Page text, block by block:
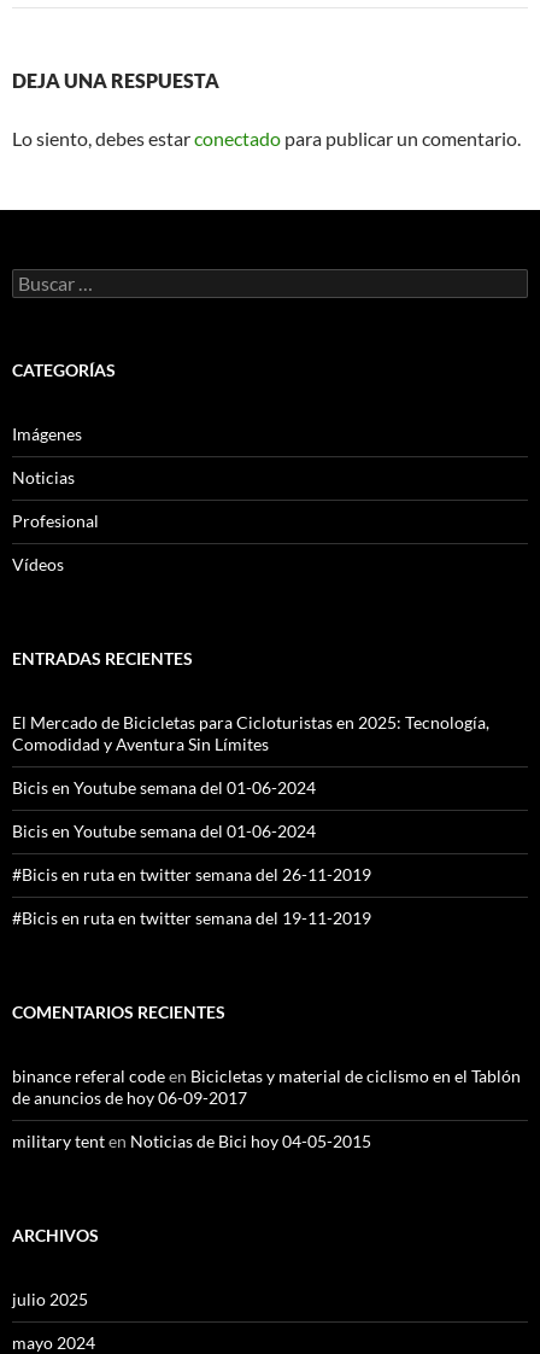
DEJA UNA RESPUESTA
Lo siento, debes estarconectado para publicar un comentario.
Buscar:
CATEGORÍAS
Imágenes
Noticias
Profesional
Vídeos
ENTRADAS RECIENTES
El Mercado de Bicicletas para Cicloturistas en 2025: Tecnología,
Comodidad y Aventura Sin Límites
Bicis en Youtube semana del 01-06-2024
Bicis en Youtube semana del 01-06-2024
#Bicis en ruta en twitter semana del 26-11-2019
#Bicis en ruta en twitter semana del 19-11-2019
COMENTARIOS RECIENTES
binance referal codeen Bicicletas y material de ciclismo en el Tablón
de anuncios de hoy 06-09-2017
military tenten Noticias de Bici hoy 04-05-2015
ARCHIVOS
julio 2025
mayo 2024